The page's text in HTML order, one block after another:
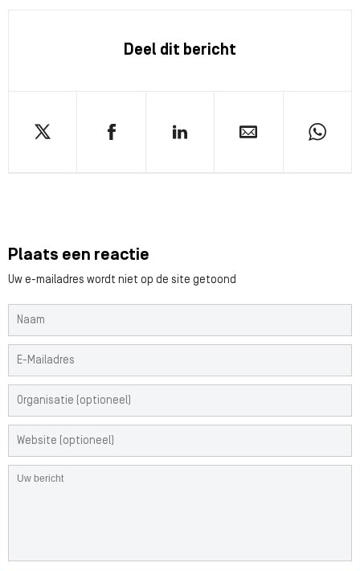
Deel dit bericht
Plaats een reactie
Uw e-mailadres wordt niet op de site getoond